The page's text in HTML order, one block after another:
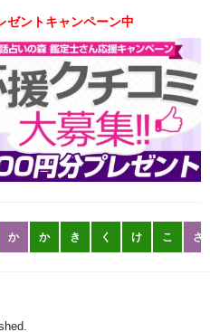
ゼントキャンペーン中
か か き く け こ さ